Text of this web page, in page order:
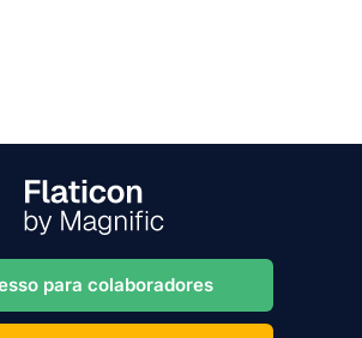
para colaboradores